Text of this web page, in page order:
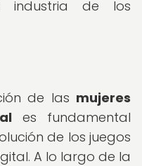
de los
de las mujeres
es fundamental
de los juegos
A lo largo de la